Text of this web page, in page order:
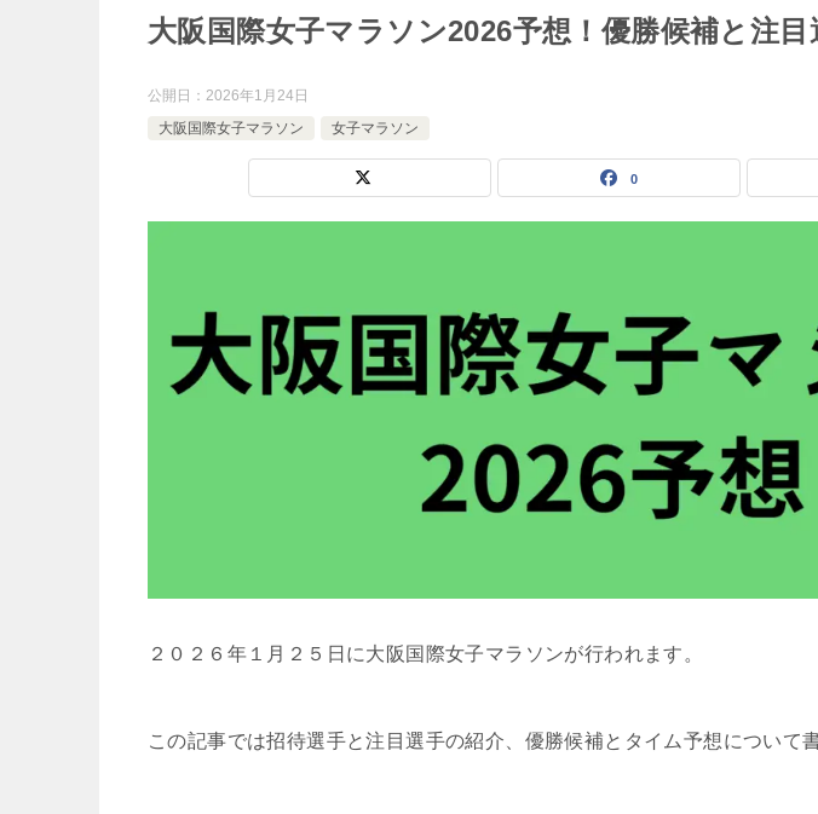
大阪国際女子マラソン2026予想！優勝候補と注目
公開日： 2026年1月24日
大阪国際女子マラソン
女子マラソン
0
２０２６年１月２５日に大阪国際女子マラソンが行われます。
この記事では招待選手と注目選手の紹介、優勝候補とタイム予想について